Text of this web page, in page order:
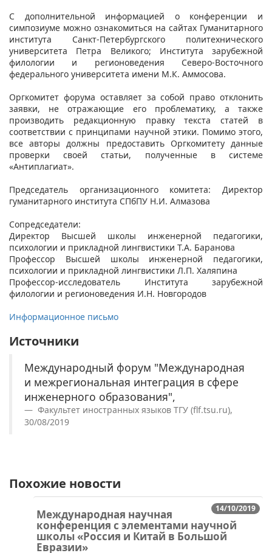
С дополнительной информацией о конференции и
симпозиуме можно ознакомиться на сайтах Гуманитарного
института Санкт-Петербургского политехнического
университета Петра Великого; Института зарубежной
филологии и регионоведения Северо-Восточного
федерального университета имени М.К. Аммосова.
Оргкомитет форума оставляет за собой право отклонить
заявки, не отражающие его проблематику, а также
производить редакционную правку текста статей в
соответствии с принципами научной этики. Помимо этого,
все авторы должны предоставить Оргкомитету данные
проверки своей статьи, полученные в системе
«Антиплагиат».
Председатель организационного комитета: Директор
гуманитарного института СПбПУ Н.И. Алмазова
Сопредседатели:
Директор Высшей школы инженерной педагогики,
психологии и прикладной лингвистики Т.А. Баранова
Профессор Высшей школы инженерной педагогики,
психологии и прикладной лингвистики Л.П. Халяпина
Профессор-исследователь Института зарубежной
филологии и регионоведения И.Н. Новгородов
Информационное письмо
Источники
Международный форум "Международная
и межрегиональная интеграция в сфере
инженерного образования",
Факультет иностранных языков ТГУ (flf.tsu.ru),
30/08/2019
Похожие новости
14/10/2019
Международная научная
конференция с элементами научной
школы «Россия и Китай в Большой
Евразии»